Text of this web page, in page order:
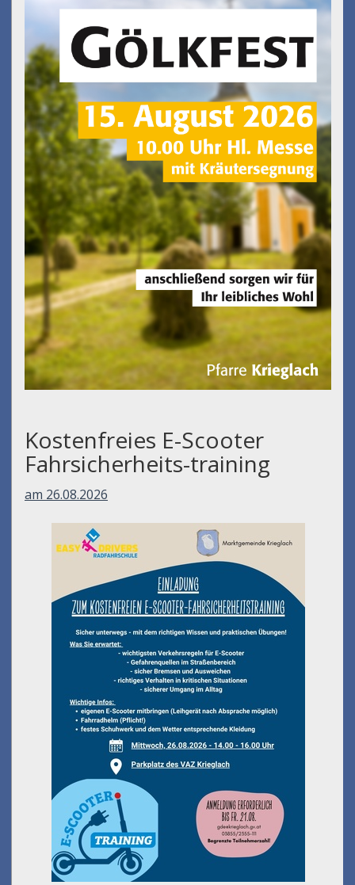
Kostenfreies E-Scooter
Fahrsicherheits-training
am 26.08.2026